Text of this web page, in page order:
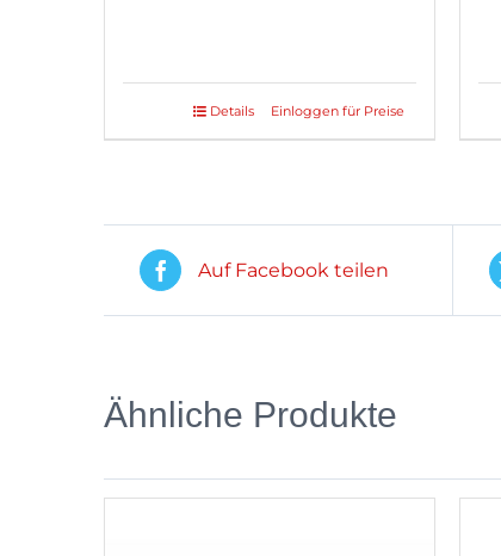
Einloggen für Preise
Details
Auf Facebook teilen
Ähnliche Produkte